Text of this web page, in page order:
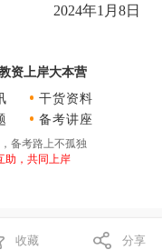
2024年1月8日
资上岸大本营
干货资料
备考讲座
备考路上不孤独
助，共同上岸
收藏 分享